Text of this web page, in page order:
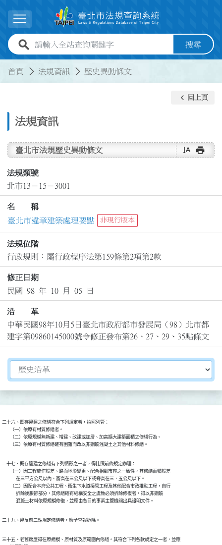
展開選單
全站查詢關鍵字欄位 搜尋
首頁 法規資訊 歷史異動條文
法規資訊
keyboard_arrow_left 回上頁
臺北市法規歷史異動條文 text_rotate_vertical print
法規類號
北市13－15－3001
名 稱
臺北市違章建築處理要點
非現行版本
法規位階
行政規則：屬行政程序法第159條第2項第2款
修正日期
民國 98 年 10 月 05 日
沿 革
中華民國98年10月5日臺北市政府都市發展局（98）北市都
建字第09860145000號令修正發布第26、27、29、35點條文
切換選擇法規資訊內容
二十六、既存違建之修繕符合下列規定者，拍照列管：
        （一）依原有材質修繕者。
        （二）依原規模無新建、增建、改建或加層、加高擴大建築面積之修繕行為。
        （三）依原有材質修繕確有困難而改以非鋼筋混凝土之其他材料修繕。
二十七、既存違建之修繕有下列情形之一者，得比照前條規定辦理：
        （一）因工程施作誤差、路面地形變更、配合相鄰市容之一致性，其修繕面積誤差
              在三平方公尺以內、簷高在三公尺以下或脊高在三．五公尺以下。
        （二）因配合本府公共工程、衛生下水道接管工程及其他配合市政推動工程，自行
              拆除後賸餘部分，其修繕確有結構安全之虞致必須拆除修復者，得以非鋼筋
              混凝土材料依原規模修復，並應由各目的事業主管機關出具證明文件。
二十九、違反前三點規定修繕者，應予查報拆除。
三十五、老舊房屋得在原規模、原材質及原範圍內修繕。其符合下列各款規定之一者，並應